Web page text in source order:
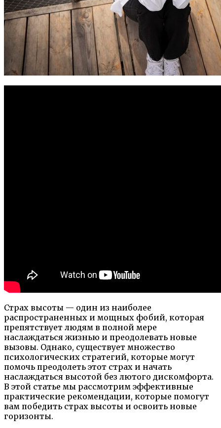
Страх высоты — один из наиболее
распространенных и мощных фобий, которая
препятствует людям в полной мере
наслаждаться жизнью и преодолевать новые
вызовы. Однако, существует множество
психологических стратегий, которые могут
помочь преодолеть этот страх и начать
наслаждаться высотой без лютого дискомфорта.
В этой статье мы рассмотрим эффективные
практические рекомендации, которые помогут
вам победить страх высоты и освоить новые
горизонты.